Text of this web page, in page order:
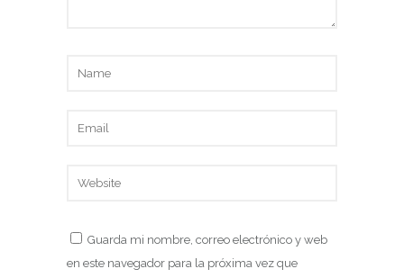
Guarda mi nombre, correo electrónico y web
en este navegador para la próxima vez que